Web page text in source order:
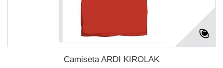
Camiseta ARDI KIROLAK